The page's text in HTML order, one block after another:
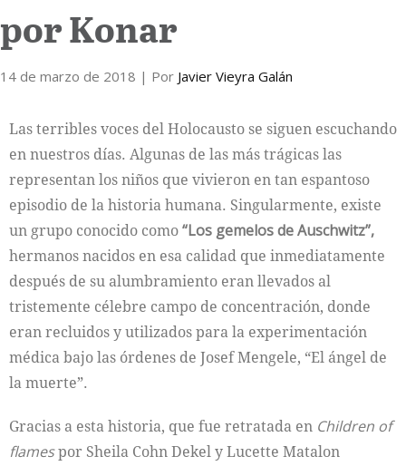
Cultura
por Konar
14 de marzo de 2018 | Por Javier Vieyra Galán
Las terribles voces del Holocausto se siguen escuchando
en nuestros días. Algunas de las más trágicas las
representan los niños que vivieron en tan espantoso
episodio de la historia humana. Singularmente, existe
un grupo conocido como“Los gemelos de Auschwitz”,
hermanos nacidos en esa calidad que inmediatamente
después de su alumbramiento eran llevados al
tristemente célebre campo de concentración, donde
eran recluidos y utilizados para la experimentación
médica bajo las órdenes de Josef Mengele, “El ángel de
la muerte”.
Gracias a esta historia, que fue retratada en Children of
flamespor Sheila Cohn Dekel y Lucette Matalon